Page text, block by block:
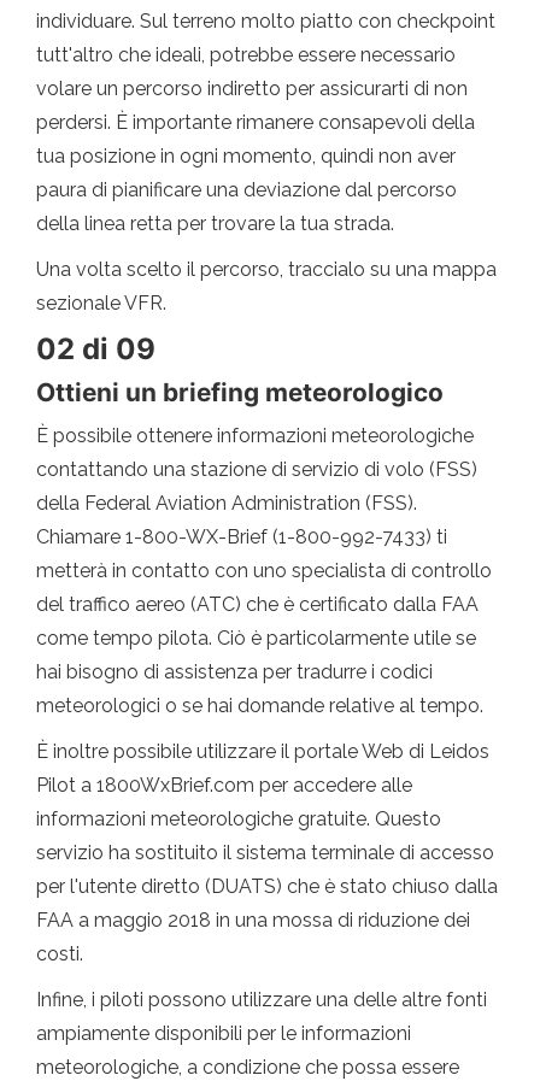
individuare. Sul terreno molto piatto con checkpoint
tutt'altro che ideali, potrebbe essere necessario
volare un percorso indiretto per assicurarti di non
perdersi. È importante rimanere consapevoli della
tua posizione in ogni momento, quindi non aver
paura di pianificare una deviazione dal percorso
della linea retta per trovare la tua strada.
Una volta scelto il percorso, traccialo su una mappa
sezionale VFR.
02 di 09
Ottieni un briefing meteorologico
È possibile ottenere informazioni meteorologiche
contattando una stazione di servizio di volo (FSS)
della Federal Aviation Administration (FSS).
Chiamare 1-800-WX-Brief (1-800-992-7433) ti
metterà in contatto con uno specialista di controllo
del traffico aereo (ATC) che è certificato dalla FAA
come tempo pilota. Ciò è particolarmente utile se
hai bisogno di assistenza per tradurre i codici
meteorologici o se hai domande relative al tempo.
È inoltre possibile utilizzare il portale Web di Leidos
Pilot a 1800WxBrief.com per accedere alle
informazioni meteorologiche gratuite. Questo
servizio ha sostituito il sistema terminale di accesso
per l'utente diretto (DUATS) che è stato chiuso dalla
FAA a maggio 2018 in una mossa di riduzione dei
costi.
Infine, i piloti possono utilizzare una delle altre fonti
ampiamente disponibili per le informazioni
meteorologiche, a condizione che possa essere